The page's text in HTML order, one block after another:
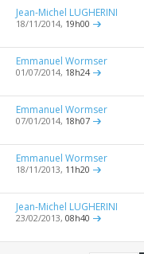
Jean-Michel LUGHERINI
18/11/2014, 19h00
Emmanuel Wormser
01/07/2014, 18h24
Emmanuel Wormser
07/01/2014, 18h07
Emmanuel Wormser
18/11/2013, 11h20
Jean-Michel LUGHERINI
23/02/2013,08h40